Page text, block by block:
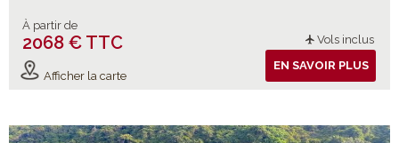
À partir de
2068 € TTC Vols inclus
Afficher la carte
EN SAVOIR PLUS